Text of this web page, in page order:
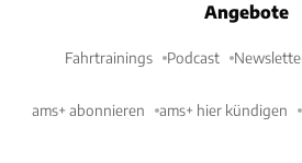
Angebote
Fahrtrainings Podcast
ams+ abonnieren ams+ hier kündigen